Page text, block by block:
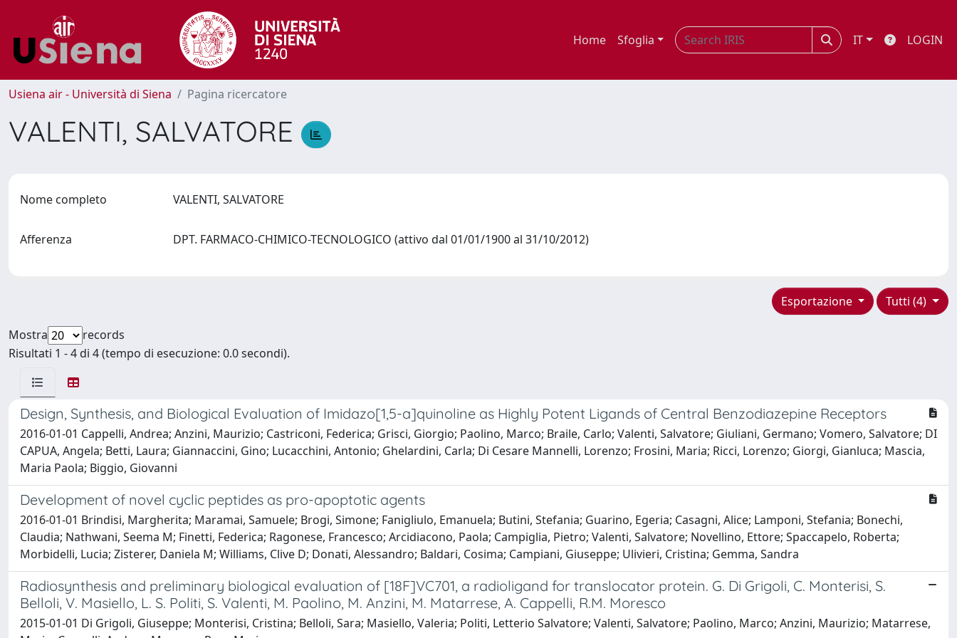
Home Sfoglia IT LOGIN
Usiena air - Università di Siena Pagina ricercatore
VALENTI, SALVATORE
Nome completo VALENTI, SALVATORE
Afferenza DPT. FARMACO-CHIMICO-TECNOLOGICO (attivo dal 01/01/1900 al 31/10/2012)
Tutti (4)
Esportazione
Mostra
records
Risultati 1 - 4 di 4 (tempo di esecuzione: 0.0 secondi).
Design, Synthesis, and Biological Evaluation of Imidazo[1,5-a]quinoline as Highly Potent Ligands of Central Benzodiazepine Receptors
2016-01-01 Cappelli, Andrea; Anzini, Maurizio; Castriconi, Federica; Grisci, Giorgio; Paolino, Marco; Braile, Carlo; Valenti, Salvatore; Giuliani, Germano; Vomero, Salvatore; DI
CAPUA, Angela; Betti, Laura; Giannaccini, Gino; Lucacchini, Antonio; Ghelardini, Carla; Di Cesare Mannelli, Lorenzo; Frosini, Maria; Ricci, Lorenzo; Giorgi, Gianluca; Mascia,
Maria Paola; Biggio, Giovanni
Development of novel cyclic peptides as pro-apoptotic agents
2016-01-01 Brindisi, Margherita; Maramai, Samuele; Brogi, Simone; Fanigliulo, Emanuela; Butini, Stefania; Guarino, Egeria; Casagni, Alice; Lamponi, Stefania; Bonechi,
Claudia; Nathwani, Seema M; Finetti, Federica; Ragonese, Francesco; Arcidiacono, Paola; Campiglia, Pietro; Valenti, Salvatore; Novellino, Ettore; Spaccapelo, Roberta;
Morbidelli, Lucia; Zisterer, Daniela M; Williams, Clive D; Donati, Alessandro; Baldari, Cosima; Campiani, Giuseppe; Ulivieri, Cristina; Gemma, Sandra
Radiosynthesis and preliminary biological evaluation of [18F]VC701, a radioligand for translocator protein. G. Di Grigoli, C. Monterisi, S.
Belloli, V. Masiello, L. S. Politi, S. Valenti, M. Paolino, M. Anzini, M. Matarrese, A. Cappelli, R.M. Moresco
2015-01-01 Di Grigoli, Giuseppe; Monterisi, Cristina; Belloli, Sara; Masiello, Valeria; Politi, Letterio Salvatore; Valenti, Salvatore; Paolino, Marco; Anzini, Maurizio; Matarrese,